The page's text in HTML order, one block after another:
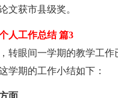
文获市县级奖。
工作总结 篇3
眼间一学期的教学工作
学期的工作小结如下：
面